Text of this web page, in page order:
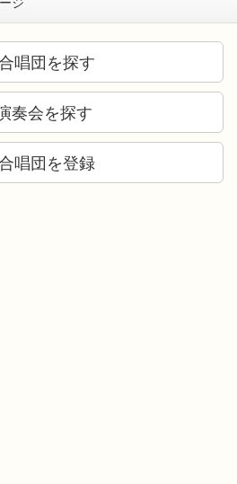
唱団を探す
奏会を探す
唱団を登録